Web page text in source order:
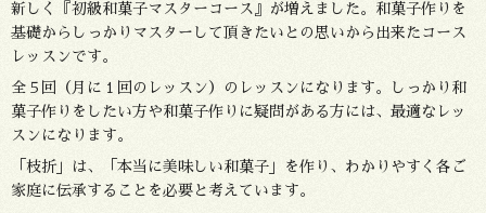
新しく『初級和菓子マスターコース』が増えました。和菓子作りを
基礎からしっかりマスターして頂きたいとの思いから出来たコース
レッスンです。
全５回（月に１回のレッスン）のレッスンになります。しっかり和
菓子作りをしたい方や和菓子作りに疑問がある方には、最適なレッ
スンになります。
「枝折」は、「本当に美味しい和菓子」を作り、わかりやすく各ご
家庭に伝承することを必要と考えています。